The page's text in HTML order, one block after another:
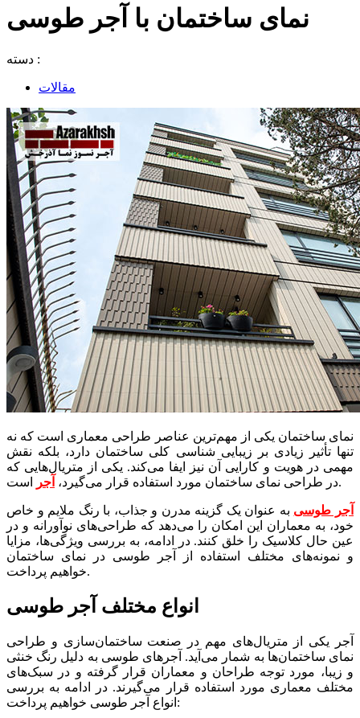
نمای ساختمان با آجر طوسی
دسته :
مقالات
نمای ساختمان یکی از مهم‌ترین عناصر طراحی معماری است که نه
تنها تأثیر زیادی بر زیبایی شناسی کلی ساختمان دارد، بلکه نقش
مهمی در هویت و کارایی آن نیز ایفا می‌کند. یکی از متریال‌هایی که
در طراحی نمای ساختمان مورد استفاده قرار می‌گیرد، آجر است.
آجر طوسی به عنوان یک گزینه مدرن و جذاب، با رنگ ملایم و خاص
خود، به معماران این امکان را می‌دهد که طراحی‌های نوآورانه و در
عین حال کلاسیک را خلق کنند. در ادامه، به بررسی ویژگی‌ها، مزایا
و نمونه‌های مختلف استفاده از آجر طوسی در نمای ساختمان
خواهیم پرداخت.
انواع مختلف آجر طوسی
آجر یکی از متریال‌های مهم در صنعت ساختمان‌سازی و طراحی
نمای ساختمان‌ها به شمار می‌آید. آجرهای طوسی به دلیل رنگ خنثی
و زیبا، مورد توجه طراحان و معماران قرار گرفته و در سبک‌های
مختلف معماری مورد استفاده قرار می‌گیرند. در ادامه به بررسی
انواع آجر طوسی خواهیم پرداخت: